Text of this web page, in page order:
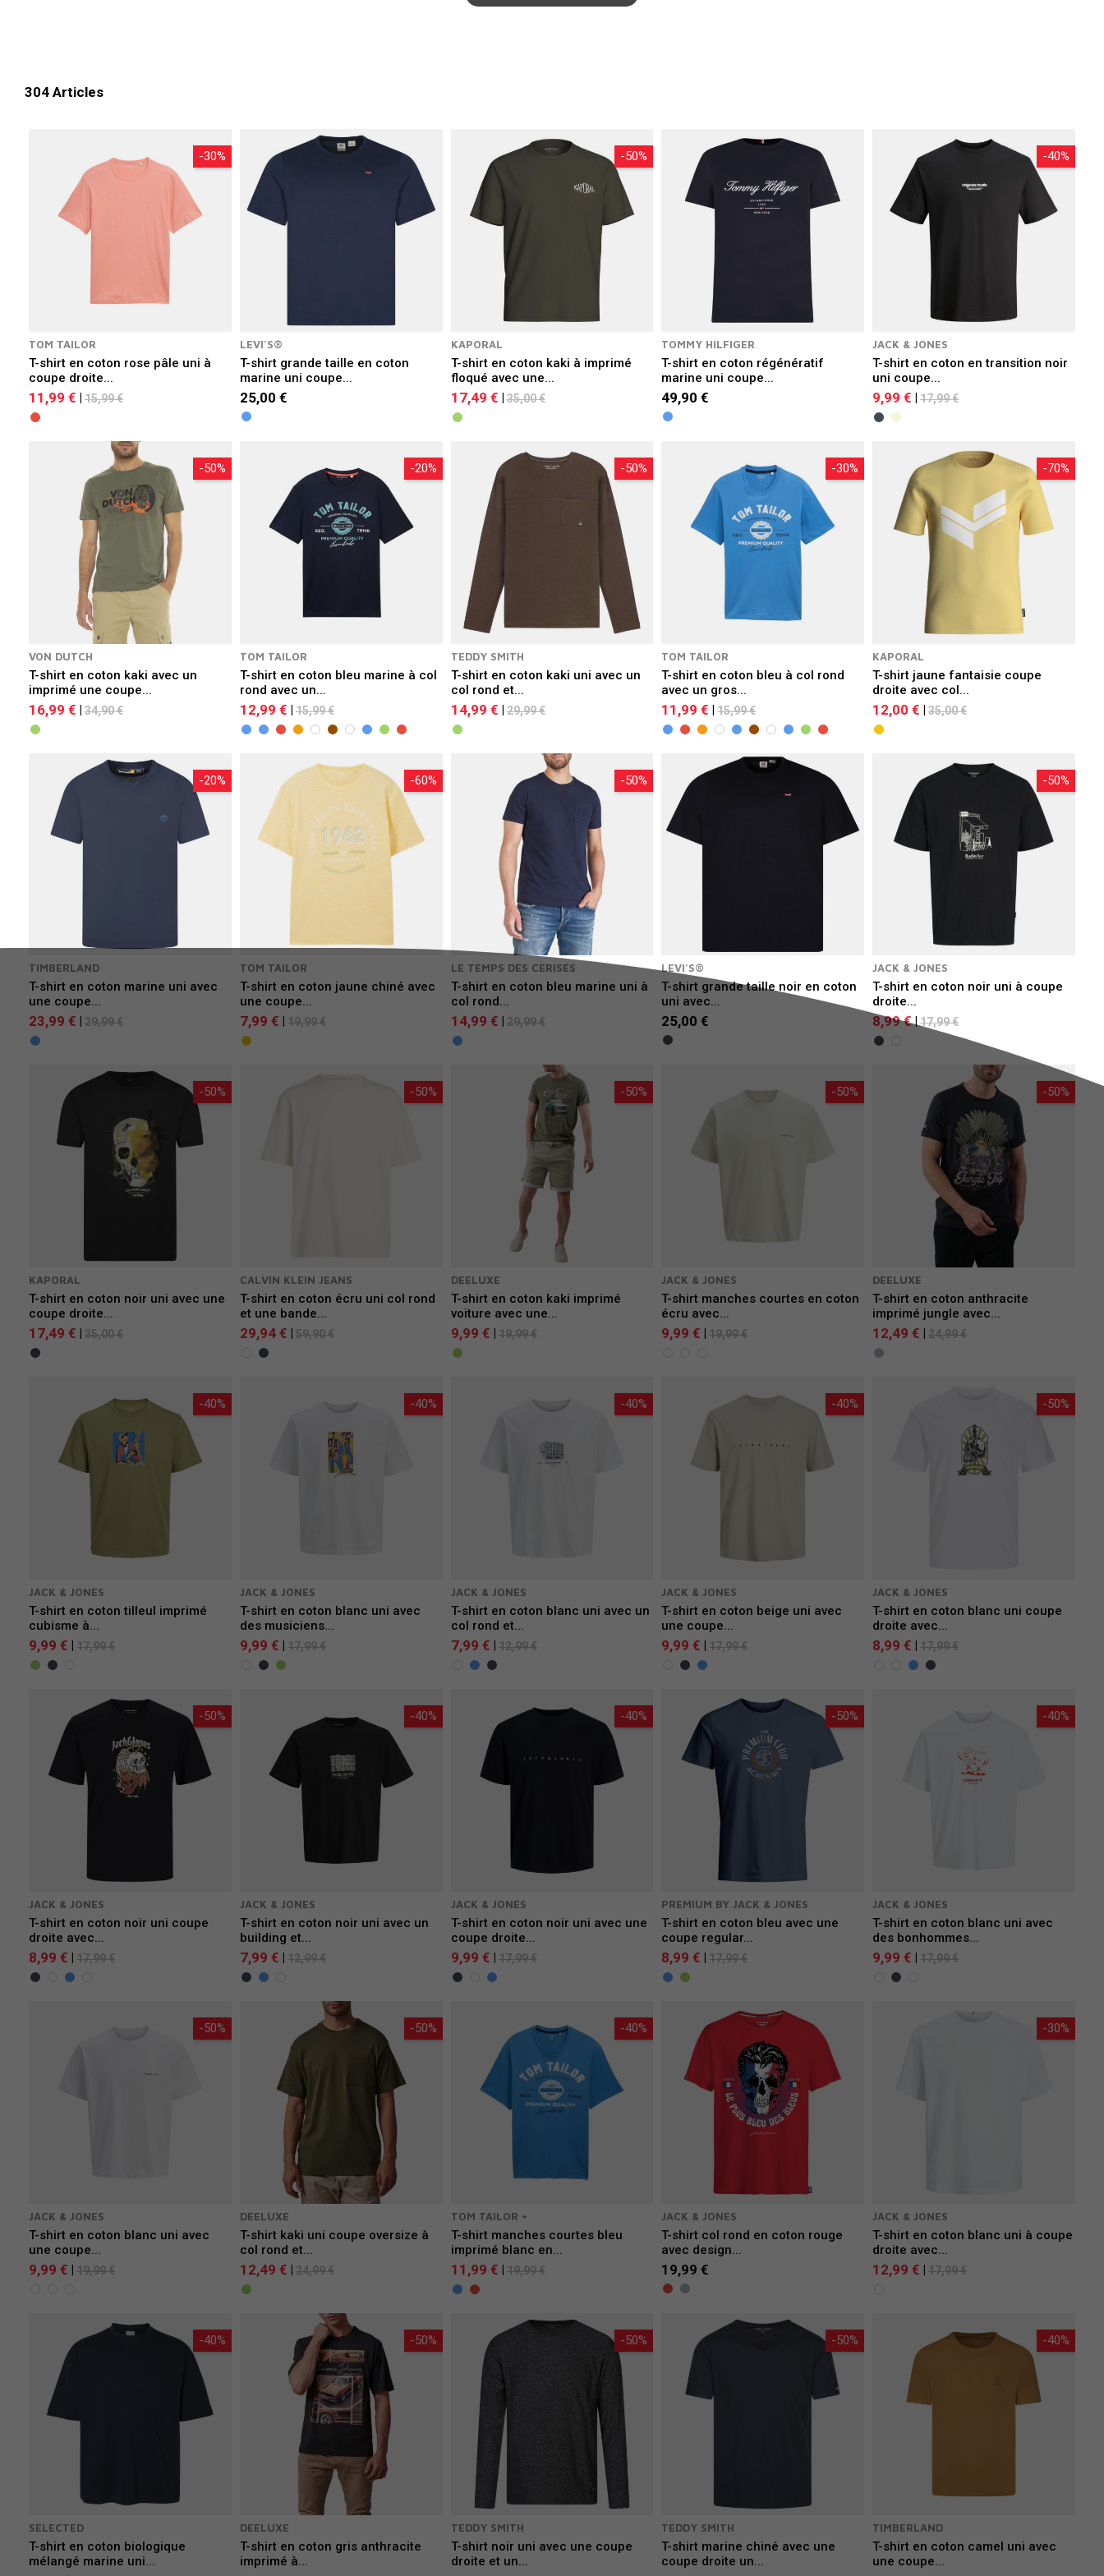
304 Articles
-30%
TOM TAILOR
T-shirt en coton rose pâle uni à
coupe droite...
11,99 € 15,99 €
LEVI'S®
T-shirt grande taille en coton
marine uni coupe...
25,00 €
-50%
KAPORAL
T-shirt en coton kaki à imprimé
floqué avec une...
17,49 € |35,00 €
TOMMY HILFIGER
T-shirt en coton régénératif
marine uni coupe...
49,90 €
-40%
JACK & JONES
T-shirt en coton en transition noir
uni coupe...
9,99 € |17,99 €
-50%
VON DUTCH
T-shirt en coton kaki avec un
imprimé une coupe...
16,99 € | 34,90 €
-20%
TOM TAILOR
T-shirt en coton bleu marine à col
rond avec un...
12,99 € | 15,99 €
-50%
TEDDY SMITH
T-shirt en coton kaki uni avec un
col rond et...
14,99 € |29,99 €
-30%
TOM TAILOR
T-shirt en coton bleu à col rond
avec un gros...
11,99 € |15,99 €
-70%
KAPORAL
T-shirt jaune fantaisie coupe
droite avec col...
12,00 € |35,00 €
-20%
TIMBERLAND
T-shirt en coton marine uni avec
une coupe...
23,99 € 29,99 €
-60%
TOM TAILOR
T-shirt en coton jaune chiné avec
une coupe...
7,99 € 19,99 €
-50%
LE TEMPS DES CERISES
T-shirt en coton bleu marine uni à
col rond...
14,99 € 29,99 €
LEVI'S®
T-shirt grande taille noir en coton
uni avec...
25,00 €
-50%
JACK & JONES
T-shirt en coton noir uni à coupe
droite...
8,99 € |17,99 €
-50%
KAPORAL
T-shirt en coton noir uni avec une
coupe droite...
17,49 € 35,00 €
-50%
CALVIN KLEIN JEANS
T-shirt en coton écru uni col rond
et une bande...
29,94 € 59,90 €
-50%
DEELUXE
T-shirt en coton kaki imprimé
voiture avec une...
9,99 € 19,99 €
-50%
JACK & JONES
T-shirt manches courtes en coton
écru avec...
9,99 € 19,99 €
-50%
DEELUXE
T-shirt en coton anthracite
imprimé jungle avec...
12,49 € 24,99 €
-40%
JACK & JONES
T-shirt en coton tilleul imprimé
cubisme à...
9,99 € 17,99 €
-40%
JACK & JONES
T-shirt en coton blanc uni avec
des musiciens...
9,99 € 17,99 €
-40%
JACK & JONES
T-shirt en coton blanc uni avec un
col rond et...
7,99 € 12,99 €
-40%
JACK & JONES
T-shirt en coton beige uni avec
une coupe...
9,99 € 17,99 €
-50%
JACK & JONES
T-shirt en coton blanc uni coupe
droite avec...
8,99 € 17,99 €
-50%
JACK & JONES
T-shirt en coton noir uni coupe
droite avec...
8,99 € 17,99 €
-40%
JACK & JONES
T-shirt en coton noir uni avec un
building et...
7,99 € 12,99 €
-40%
JACK & JONES
T-shirt en coton noir uni avec une
coupe droite...
9,99 € 17,99 €
-50%
PREMIUM BY JACK & JONES
T-shirt en coton bleu avec une
coupe regular...
8,99 € 17,99 €
-40%
JACK & JONES
T-shirt en coton blanc uni avec
des bonhommes...
9,99 € 17,99 €
-50%
JACK & JONES
T-shirt en coton blanc uni avec
une coupe...
9,99 € | 19,99 €
-50%
DEELUXE
T-shirt kaki uni coupe oversize à
col rond et...
12,49 € | 24,99 €
-40%
TOM TAILOR +
T-shirt manches courtes bleu
imprimé blanc en...
11,99 € | 19,99 €
JACK & JONES
T-shirt col rond en coton rouge
avec design...
19,99 €
-30%
JACK & JONES
T-shirt en coton blanc uni à coupe
droite avec...
12,99 € | 17,99 €
-40%
SELECTED
T-shirt en coton biologique
mélangé marine uni...
-50%
DEELUXE
T-shirt en coton gris anthracite
imprimé à...
-50%
TEDDY SMITH
T-shirt noir uni avec une coupe
droite et un...
-50%
TEDDY SMITH
T-shirt marine chiné avec une
coupe droite un...
-40%
TIMBERLAND
T-shirt en coton camel uni avec
une coupe...